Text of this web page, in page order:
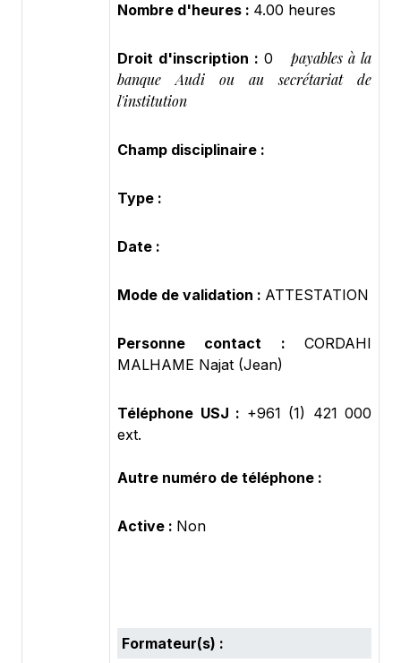
Nombre d'heures : 4.00 heures
Droit d'inscription : 0payables à la
banque Audi ou au secrétariat de
l'institution
Champ disciplinaire :
Type :
Date :
Mode de validation : ATTESTATION
Personne contact : CORDAHI
MALHAME Najat (Jean)
Téléphone USJ : +961 (1) 421 000
ext.
Autre numéro de téléphone :
Active : Non
Formateur(s) :